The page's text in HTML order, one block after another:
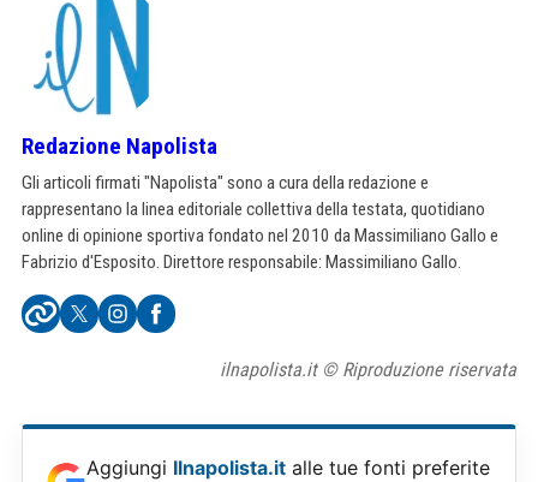
Redazione Napolista
Gli articoli firmati "Napolista" sono a cura della redazione e
rappresentano la linea editoriale collettiva della testata, quotidiano
online di opinione sportiva fondato nel 2010 da Massimiliano Gallo e
Fabrizio d'Esposito. Direttore responsabile: Massimiliano Gallo.
ilnapolista.it © Riproduzione riservata
Aggiungi Ilnapolista.it alle tue fonti preferite